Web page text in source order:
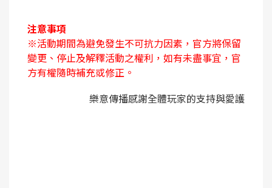
注意事項
※活動期間為避免發生不可抗力因素，官方將保留
變更、停止及解釋活動之權利，如有未盡事宜，官
方有權隨時補充或修正。
樂意傳播感謝全體玩家的支持與愛護